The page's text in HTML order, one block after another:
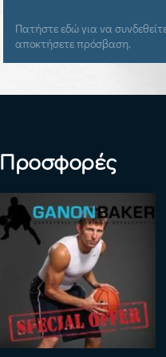
Πατήστε εδώ για να
αποκτήσετε πρόσβαση.
Προσφορές